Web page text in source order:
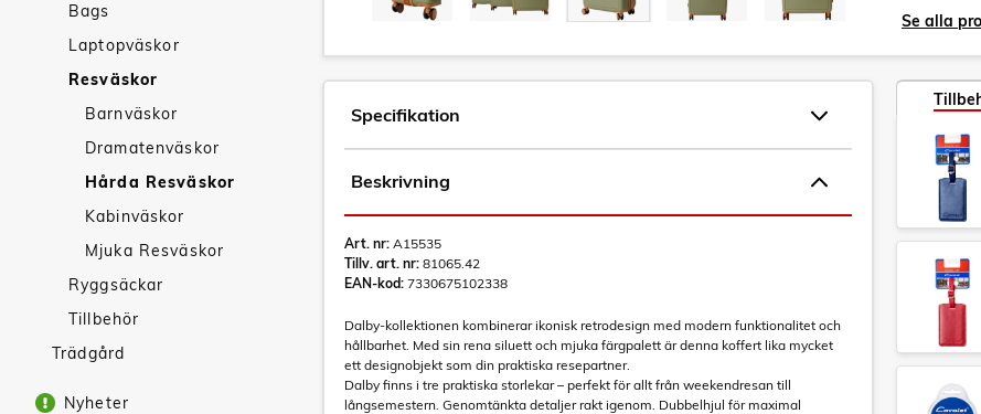
Bags
Laptopväskor
Resväskor
Barnväskor
Dramatenväskor
Hårda Resväskor
Kabinväskor
Mjuka Resväskor
Ryggsäckar
Tillbehör
Trädgård
Nyheter
Se alla
Specifikation
Beskrivning
Art. nr: A15535
Tillv. art. nr: 81065.42
EAN-kod: 7330675102338
Dalby-kollektionen kombinerar ikonisk retrodesign med modern funktionalitet och
hållbarhet. Med sin rena siluett och mjuka färgpalett är denna koffert lika mycket
ett designobjekt som din praktiska resepartner.
Dalby finns i tre praktiska storlekar – perfekt för allt från weekendresan till
långsemestern. Genomtänkta detaljer rakt igenom. Dubbelhjul för maximal